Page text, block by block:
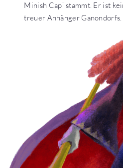
Minish Cap“ stammt. Er ist
treuer Anhänger Ganondorfs.